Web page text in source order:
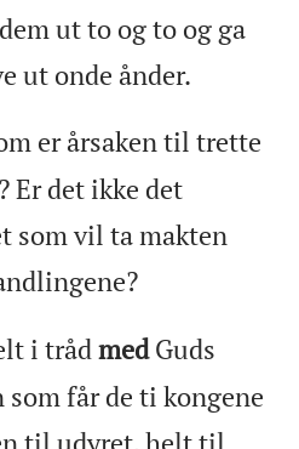
ut to og to og ga
ut onde ånder.
er årsaken til trette
Er det ikke det
som vil ta makten
i trådmedGuds
får de ti kongene